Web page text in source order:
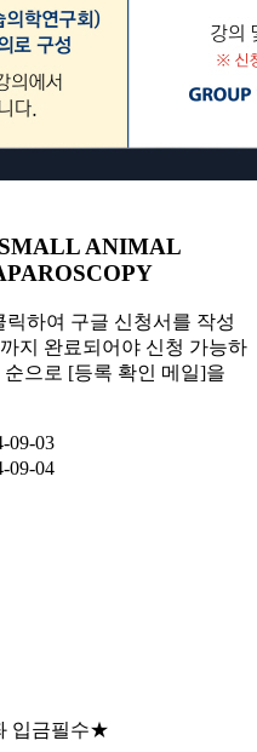
ANIMAL
하여 구글 신청서를 작성
지 완료되어야 신청 가능하
으로 [등록 확인 메일]을
09-03
09-04
입금필수★